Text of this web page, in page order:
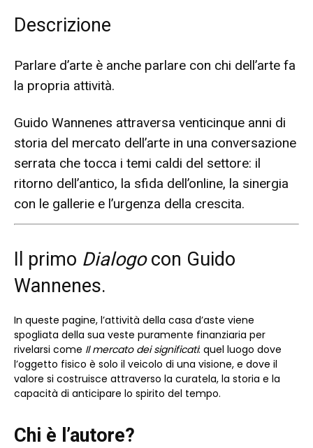
Descrizione
Parlare d’arte è anche parlare con chi dell’arte fa
la propria attività.
Guido Wannenes attraversa venticinque anni di
storia del mercato dell’arte in una conversazione
serrata che tocca i temi caldi del settore: il
ritorno dell’antico, la sfida dell’online, la sinergia
con le gallerie e l’urgenza della crescita.
Il primo Dialogocon Guido
Wannenes.
In queste pagine, l’attività della casa d’aste viene
spogliata della sua veste puramente finanziaria per
rivelarsi come Il mercato dei significati: quel luogo dove
l’oggetto fisico è solo il veicolo di una visione, e dove il
valore si costruisce attraverso la curatela, la storia e la
capacità di anticipare lo spirito del tempo.
Chi è l’autore?